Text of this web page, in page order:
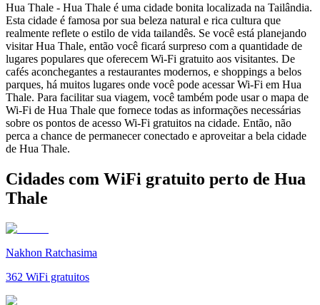
Hua Thale - Hua Thale é uma cidade bonita localizada na Tailândia.
Esta cidade é famosa por sua beleza natural e rica cultura que
realmente reflete o estilo de vida tailandês. Se você está planejando
visitar Hua Thale, então você ficará surpreso com a quantidade de
lugares populares que oferecem Wi-Fi gratuito aos visitantes. De
cafés aconchegantes a restaurantes modernos, e shoppings a belos
parques, há muitos lugares onde você pode acessar Wi-Fi em Hua
Thale. Para facilitar sua viagem, você também pode usar o mapa de
Wi-Fi de Hua Thale que fornece todas as informações necessárias
sobre os pontos de acesso Wi-Fi gratuitos na cidade. Então, não
perca a chance de permanecer conectado e aproveitar a bela cidade
de Hua Thale.
Cidades com WiFi gratuito perto de Hua
Thale
Nakhon Ratchasima
362 WiFi gratuitos